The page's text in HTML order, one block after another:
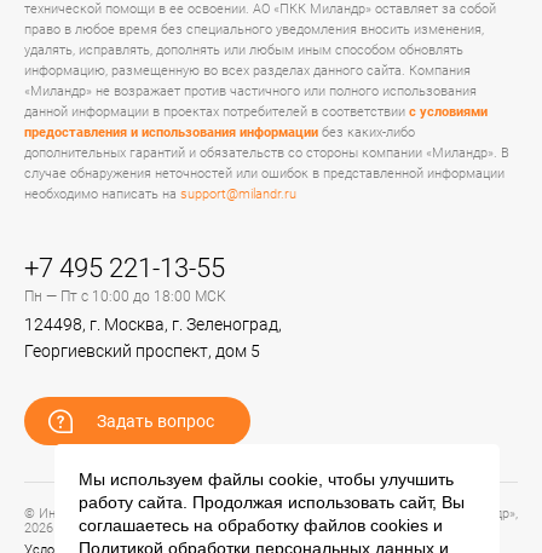
технической помощи в ее освоении. АО «ПКК Миландр» оставляет за собой
право в любое время без специального уведомления вносить изменения,
удалять, исправлять, дополнять или любым иным способом обновлять
информацию, размещенную во всех разделах данного сайта. Компания
«Миландр» не возражает против частичного или полного использования
данной информации в проектах потребителей в соответствии с условиями
предоставления и использования информации без каких-либо
дополнительных гарантий и обязательств со стороны компании «Миландр». В
случае обнаружения неточностей или ошибок в представленной информации
необходимо написать на support@milandr.ru
+7 495 221-13-55
Пн — Пт с 10:00 до 18:00 МСК
124498, г. Москва, г. Зеленоград,
Георгиевский проспект, дом 5
Задать вопрос
© Информационный портал технической поддержки ЦП ИС АО «ПКК Миландр»,
2026
Мы используем файлы cookie, чтобы улучшить
работу сайта. Продолжая использовать сайт, Вы
соглашаетесь на обработку файлов cookies и
Политикой обработки персональных данных и